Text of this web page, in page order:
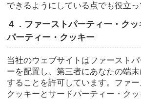
できるようにしている点でも役立っ
４．ファーストパーティー・ク
パーティー・クッキー
当社のウェブサイトはファースト
ーを配置し、第三者にあなたの端
することを許可しています。ファー
クッキーとサードパーティー・クッ